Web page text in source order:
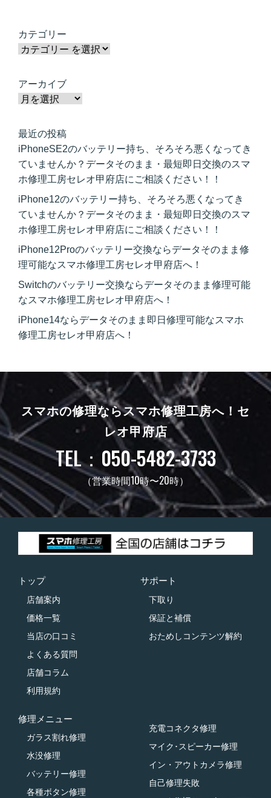
カテゴリー
アーカイブ
最近の投稿
iPhoneSE2のバッテリー持ち、そろそろ悪くなってき
ていませんか？データそのまま・最短即日交換のスマ
ホ修理工房セレオ甲府店にご相談ください！！
iPhone12のバッテリー持ち、そろそろ悪くなってき
ていませんか？データそのまま・最短即日交換のスマ
ホ修理工房セレオ甲府店にご相談ください！！
iPhone12Proのバッテリー交換ならデータそのまま修
理可能なスマホ修理工房セレオ甲府店へ！
Switchのバッテリー交換ならデータそのまま修理可能
なスマホ修理工房セレオ甲府店へ！
iPhone14ならデータそのまま即日修理可能なスマホ
修理工房セレオ甲府店へ！
スマホの修理ならスマホ修理工房へ！ セ
レオ甲府店
TEL：050-5482-3733
（営業時間10時〜20時）
トップ
店舗案内
価格一覧
当店の口コミ
よくある質問
店舗コラム
利用規約
サポート
下取り
保証と補償
おためしコンテンツ解約
修理メニュー
ガラス割れ修理
水没修理
バッテリー修理
各種ボタン修理
充電コネクタ修理
マイク･スピーカー修理
イン・アウトカメラ修理
自己修理失敗